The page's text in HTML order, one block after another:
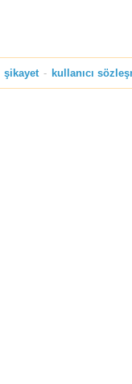
şikayet - kullanıcı